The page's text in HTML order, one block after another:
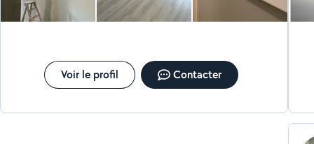
Voir le profil Contacter
ou